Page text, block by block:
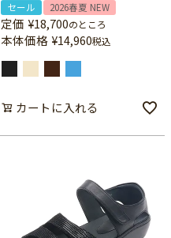
セール 2026春夏 NEW
定価 ¥18,700のところ
本体価格 ¥14,960税込
カートに入れる